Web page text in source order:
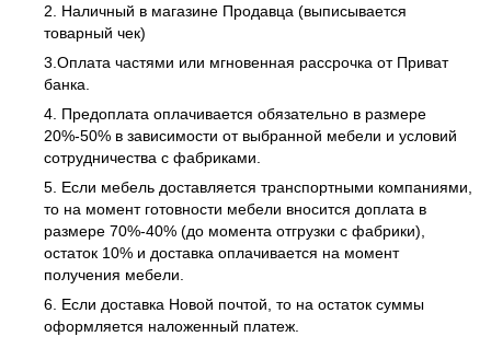
2. Наличный в магазине Продавца (выписывается
товарный чек)
3.Оплата частями или мгновенная рассрочка от Приват
банка.
4. Предоплата оплачивается обязательно в размере
20%-50% в зависимости от выбранной мебели и условий
сотрудничества с фабриками.
5. Если мебель доставляется транспортными компаниями,
то на момент готовности мебели вносится доплата в
размере 70%-40% (до момента отгрузки с фабрики),
остаток 10% и доставка оплачивается на момент
получения мебели.
6. Если доставка Новой почтой, то на остаток суммы
оформляется наложенный платеж.